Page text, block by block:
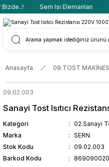
Sern Isı Elemanları
Anasayfa 09.TOST
09.02.003
Sanayi Tost Isıtıcı
Kategori
02.Sanayi
Marka
SERN
Stok Kodu
09.02.003
Barkod Kodu